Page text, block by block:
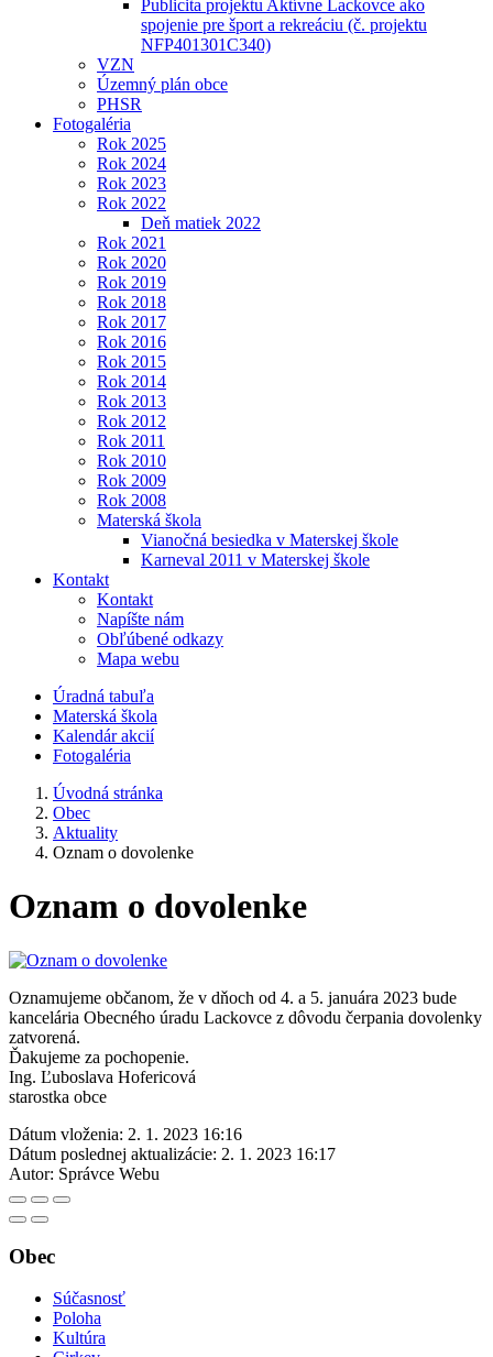
Publicita projektu Aktívne Lackovce ako
spojenie pre šport a rekreáciu (č. projektu
NFP401301C340)
VZN
Územný plán obce
PHSR
Fotogaléria
Rok 2025
Rok 2024
Rok 2023
Rok 2022
Deň matiek 2022
Rok 2021
Rok 2020
Rok 2019
Rok 2018
Rok 2017
Rok 2016
Rok 2015
Rok 2014
Rok 2013
Rok 2012
Rok 2011
Rok 2010
Rok 2009
Rok 2008
Materská škola
Vianočná besiedka v Materskej škole
Karneval 2011 v Materskej škole
Kontakt
Kontakt
Napíšte nám
Obľúbené odkazy
Mapa webu
Úradná tabuľa
Materská škola
Kalendár akcií
Fotogaléria
Úvodná stránka
Obec
Aktuality
Oznam o dovolenke
Oznam o dovolenke
Oznamujeme občanom, že v dňoch od 4. a 5. januára 2023 bude
kancelária Obecného úradu Lackovce z dôvodu čerpania dovolenky
zatvorená.
Ďakujeme za pochopenie.
Ing. Ľuboslava Hofericová
starostka obce
Dátum vloženia: 2. 1. 2023 16:16
Dátum poslednej aktualizácie: 2. 1. 2023 16:17
Autor: Správce Webu
Obec
Súčasnosť
Poloha
Kultúra